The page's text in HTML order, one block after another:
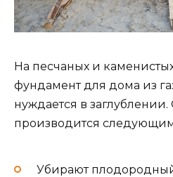
На песчаных и
фундамент для дома из
нуждается в заглублении.
производится
Убирают